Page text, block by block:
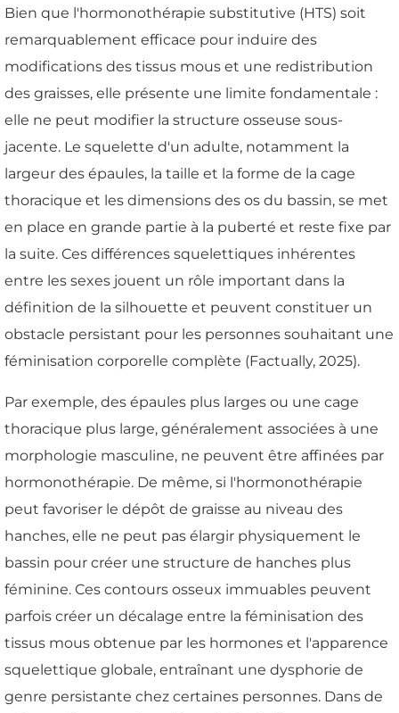
Bien que l'hormonothérapie substitutive (HTS) soit
remarquablement efficace pour induire des
modifications des tissus mous et une redistribution
des graisses, elle présente une limite fondamentale :
elle ne peut modifier la structure osseuse sous-
jacente. Le squelette d'un adulte, notamment la
largeur des épaules, la taille et la forme de la cage
thoracique et les dimensions des os du bassin, se met
en place en grande partie à la puberté et reste fixe par
la suite. Ces différences squelettiques inhérentes
entre les sexes jouent un rôle important dans la
définition de la silhouette et peuvent constituer un
obstacle persistant pour les personnes souhaitant une
féminisation corporelle complète (Factually, 2025).
Par exemple, des épaules plus larges ou une cage
thoracique plus large, généralement associées à une
morphologie masculine, ne peuvent être affinées par
hormonothérapie. De même, si l'hormonothérapie
peut favoriser le dépôt de graisse au niveau des
hanches, elle ne peut pas élargir physiquement le
bassin pour créer une structure de hanches plus
féminine. Ces contours osseux immuables peuvent
parfois créer un décalage entre la féminisation des
tissus mous obtenue par les hormones et l'apparence
squelettique globale, entraînant une dysphorie de
genre persistante chez certaines personnes. Dans de